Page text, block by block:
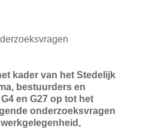
kader van het Stedelijk
bestuurders en
en G27 op tot het
onderzoeksvragen